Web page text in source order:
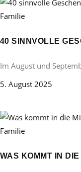
Familie
40 SINNVOLLE
Im August und
5. August 2025
Familie
WAS KOMMT IN